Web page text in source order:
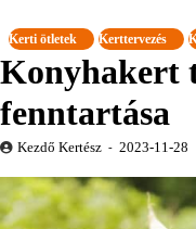
Kerti ötletek Kerttervezés
Konyhakert
fenntartása
Kezdő Kertész 2023-11-28